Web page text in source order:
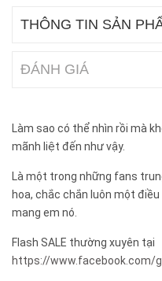
THÔNG TIN SẢN
ĐÁNH GIÁ
Làm sao có thể nhìn rồi mà
mãnh liệt đến như vậy.
Là một trong những fans
hoa, chắc chắn luôn một
mang em nó.
Flash SALE thường xuyên tại
https://www.facebook.com/